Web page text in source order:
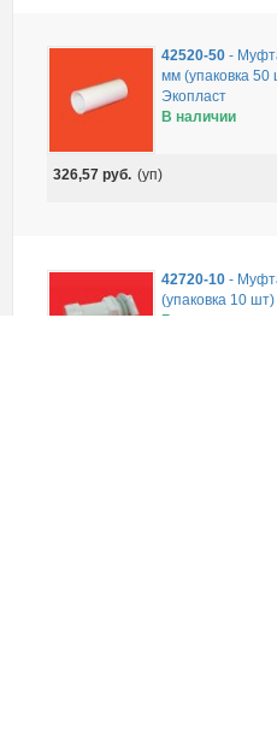
42520-50-
мм (упаковка 50
Экопласт
В наличии
326,57 руб. (уп)
42720-10-
(упаковка 10
В наличии